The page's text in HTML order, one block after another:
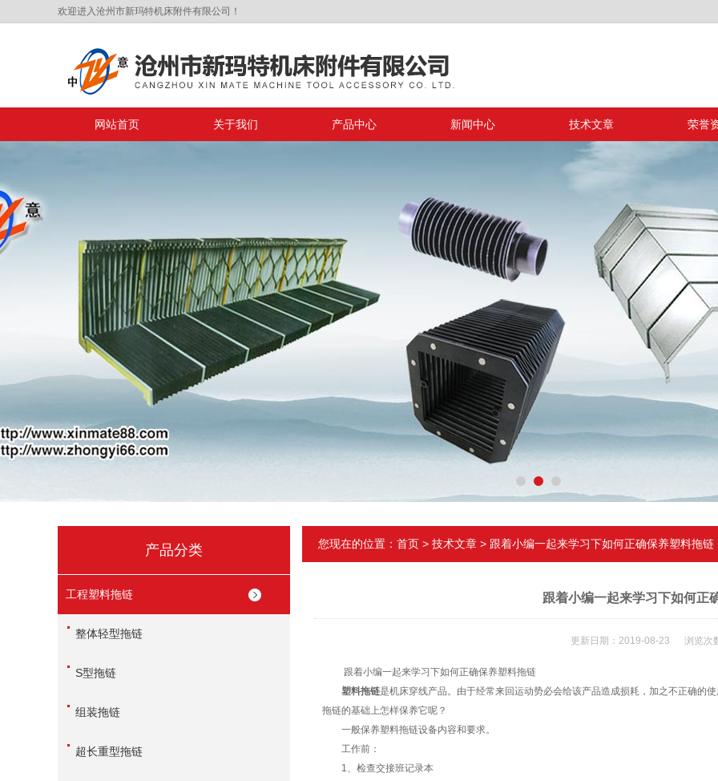
欢迎进入沧州市新玛特机床附件有限公司！
网站首页 关于我们 产品中心 新闻中心 技术文章 荣誉
产品分类
工程塑料拖链
整体轻型拖链
S型拖链
组装拖链
超长重型拖链
您现在的位置： 首页 > 技术文章 > 跟着小编一起来学习下如何正确保养塑料拖链
跟着小编一起来学习下如何正
更新日期：2019-08-23 浏览次
跟着小编一起来学习下如何正确保养塑料拖链
塑料拖链是机床穿线产品。由于经常来回运动势必会给该产品造成损耗，加之不正确的
拖链的基础上怎样保养它呢？
一般保养塑料拖链设备内容和要求。
工作前：
1、检查交接班记录本